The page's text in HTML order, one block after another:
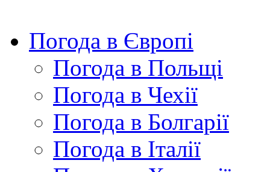
Погода в Європі
Погода в Польщі
Погода в Чехії
Погода в Болгарії
Погода в Італії